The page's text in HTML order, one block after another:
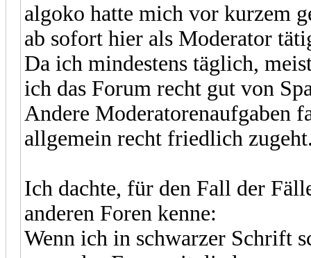
algoko hatte mich vor kurzem
ab sofort hier als Moderator
Da ich mindestens täglich,
ich das Forum recht gut von
Andere Moderatorenaufgaben
allgemein recht friedlich
Ich dachte, für den Fall der
anderen Foren kenne:
Wenn ich in schwarzer Schrift